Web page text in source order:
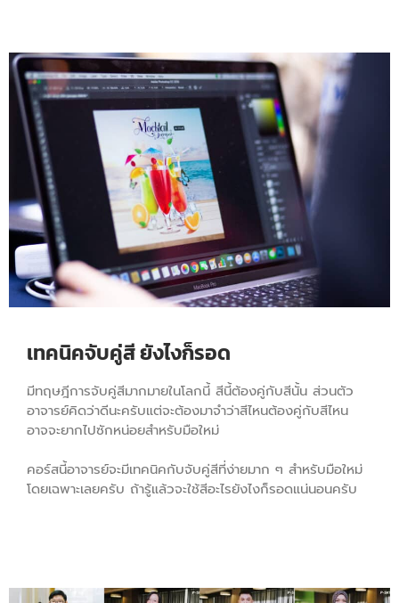
เทคนิคจับคู่สี ยังไงก็รอด
มีทฤษฎีการจับคู่สีมากมายในโลกนี้ สีนี้ต้องคู่กับสีนั้น ส่วนตัว
อาจารย์คิดว่าดีนะครับแต่จะต้องมาจำว่าสีไหนต้องคู่กับสีไหน
อาจจะยากไปซักหน่อยสำหรับมือใหม่
คอร์สนี้อาจารย์จะมีเทคนิคกับจับคู่สีที่ง่ายมาก ๆ สำหรับมือใหม่
โดยเฉพาะเลยครับ ถ้ารู้แล้วจะใช้สีอะไรยังไงก็รอดแน่นอนครับ